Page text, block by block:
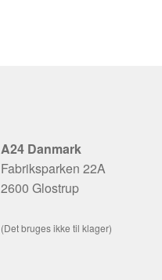
A24 Danmark
Fabriksparken 22A
2600 Glostrup
(Det bruges ikke til klager)